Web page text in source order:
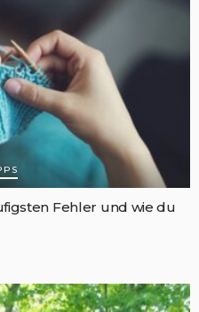
Fehler und wie du